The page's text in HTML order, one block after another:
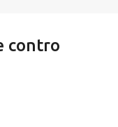
contro